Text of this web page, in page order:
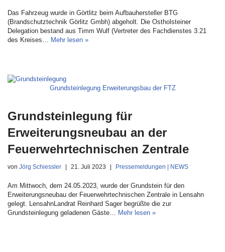
Das Fahrzeug wurde in Görtlitz beim Aufbauhersteller BTG
(Brandschutztechnik Görlitz Gmbh) abgeholt. Die Ostholsteiner
Delegation bestand aus Timm Wulf (Vertreter des Fachdienstes 3.21
des Kreises… Mehr lesen »
Grundsteinlegung Erweiterungsbau der FTZ
Grundsteinlegung für
Erweiterungsneubau an der
Feuerwehrtechnischen Zentrale
von Jörg Schiessler 21. Juli 2023 Pressemeldungen | NEWS
Am Mittwoch, dem 24.05.2023, wurde der Grundstein für den
Erweiterungsneubau der Feuerwehrtechnischen Zentrale in Lensahn
gelegt. LensahnLandrat Reinhard Sager begrüßte die zur
Grundsteinlegung geladenen Gäste… Mehr lesen »